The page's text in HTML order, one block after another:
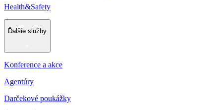
Health&Safety
Ďalšie služby
Konference a akce
Agentúry
Darčekové poukážky